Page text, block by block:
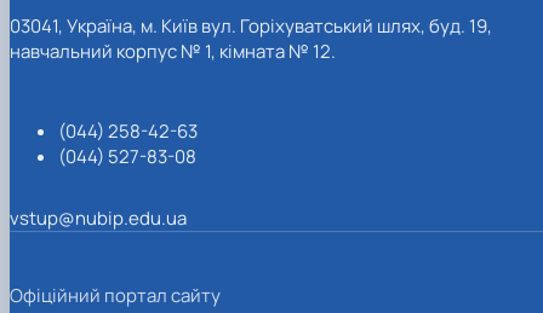
03041, Україна, м. Київ вул. Горіхуватський шлях, буд. 19,
навчальний корпус № 1, кімната № 12.
(044) 258-42-63
(044) 527-83-08
vstup@nubip.edu.ua
Офіційний портал сайту